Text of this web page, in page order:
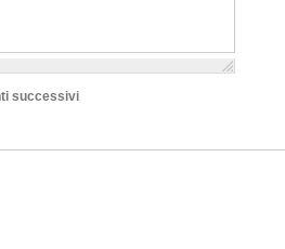
successivi